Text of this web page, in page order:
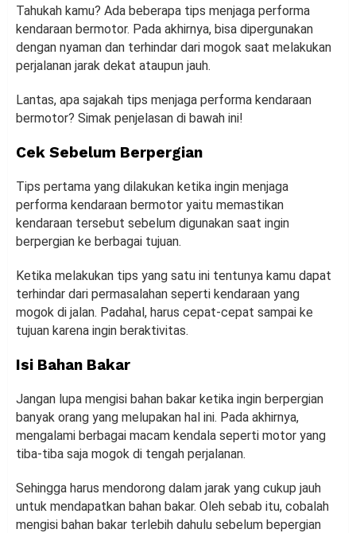
Tahukah kamu? Ada beberapa tips menjaga performa
kendaraan bermotor. Pada akhirnya, bisa dipergunakan
dengan nyaman dan terhindar dari mogok saat melakukan
perjalanan jarak dekat ataupun jauh.
Lantas, apa sajakah tips menjaga performa kendaraan
bermotor? Simak penjelasan di bawah ini!
Cek Sebelum Berpergian
Tips pertama yang dilakukan ketika ingin menjaga
performa kendaraan bermotor yaitu memastikan
kendaraan tersebut sebelum digunakan saat ingin
berpergian ke berbagai tujuan.
Ketika melakukan tips yang satu ini tentunya kamu dapat
terhindar dari permasalahan seperti kendaraan yang
mogok di jalan. Padahal, harus cepat-cepat sampai ke
tujuan karena ingin beraktivitas.
Isi Bahan Bakar
Jangan lupa mengisi bahan bakar ketika ingin berpergian
banyak orang yang melupakan hal ini. Pada akhirnya,
mengalami berbagai macam kendala seperti motor yang
tiba-tiba saja mogok di tengah perjalanan.
Sehingga harus mendorong dalam jarak yang cukup jauh
untuk mendapatkan bahan bakar. Oleh sebab itu, cobalah
mengisi bahan bakar terlebih dahulu sebelum bepergian